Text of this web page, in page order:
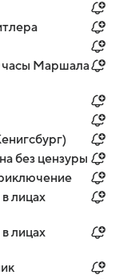
часы Маршала
без цензуры
лицах
лицах